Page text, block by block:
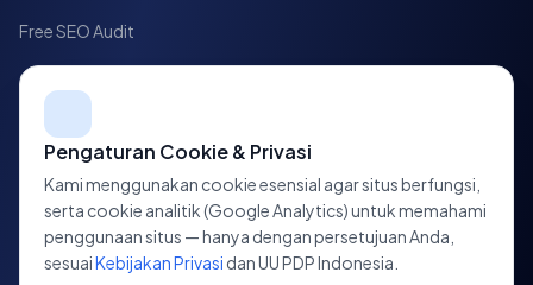
Free SEO Audit
Case Study
HUBUNGI KAMI
Jl. HOS Cokroaminoto No. 10,
Tegalrejo, Yogyakarta, D.I. Yogyakarta
+62 813-7700-3223
Pengaturan Cookie & Privasi
Kami menggunakan cookie esensial agar situs berfungsi,
serta cookie analitik (Google Analytics) untuk memahami
penggunaan situs — hanya dengan persetujuan Anda,
sesuaiKebijakan Privasi dan UU PDP Indonesia.